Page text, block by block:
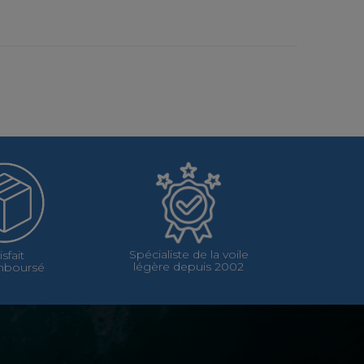
Spécialiste de la voile
légère depuis 2002